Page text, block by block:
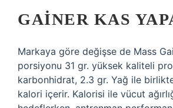
GAINER KAS
Markaya göre değişse de Mass
porsiyonu 31 gr. yüksek kaliteli
karbonhidrat, 2.3 gr. Yağ ile
kalori içerir. Kalorisi ile vücut